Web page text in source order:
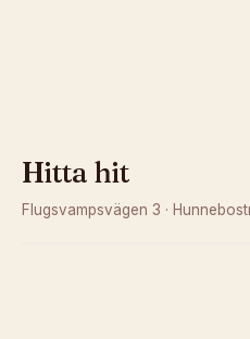
Hitta hit
Flugsvampsvägen 3 ·